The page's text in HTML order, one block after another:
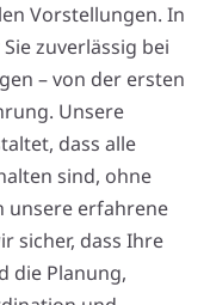
Vorstellungen. In
zuverlässig bei
– von der ersten
Unsere
dass alle
sind, ohne
unsere erfahrene
sicher, dass Ihre
die Planung,